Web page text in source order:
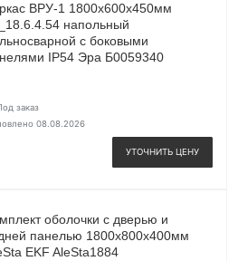
ВРУ-1 1800х600х450мм
напольный
с боковыми
IP54 Эра Б0059340
заказ
08.08.2026
УТОЧНИТЬ ЦЕНУ
оболочки с дверью и
панелью 1800х800х400мм
EKF AleSta1884